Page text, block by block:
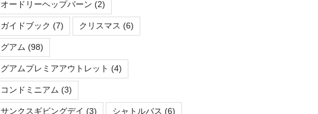
オードリーヘップバーン (2)
ガイドブック (7) クリスマス (6)
グアム (98)
グアムプレミアアウトレット (4)
コンドミニアム (3)
サンクスギビングデイ (3) シャトルバス (6)